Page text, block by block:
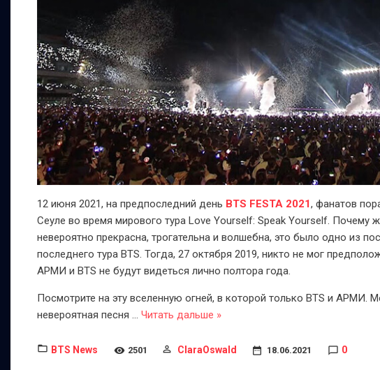
12 июня 2021, на предпоследний день BTS FESTA 2021, фанатов
Сеуле во время мирового тура Love Yourself: Speak Yourself. Почему
невероятно прекрасна, трогательна и волшебна, это было одно из
последнего тура BTS. Тогда, 27 октября 2019, никто не мог
АРМИ и BTS не будут видеться лично полтора года.
Посмотрите на эту вселенную огней, в которой только BTS и АРМИ.
невероятная песня ... Читать дальше »
BTS News 2501 ClaraOswald 18.06.2021 0